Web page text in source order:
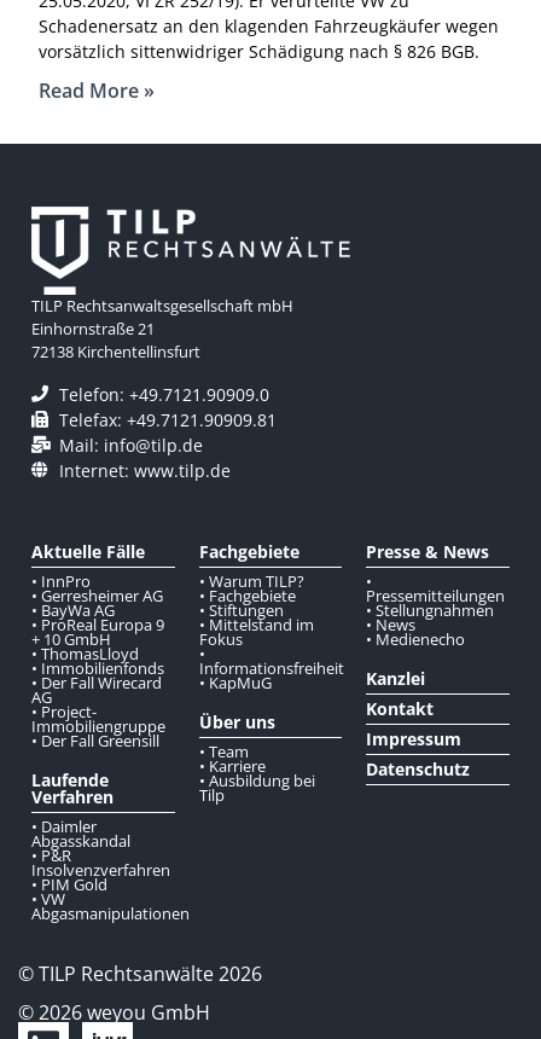
Schadenersatz an den klagenden Fahrzeugkäufer wegen
vorsätzlich sittenwidriger Schädigung nach § 826 BGB.
Read More »
TILP Rechtsanwaltsgesellschaft mbH
Einhornstraße 21
72138 Kirchentellinsfurt
Telefon: +49.7121.90909.0
Telefax: +49.7121.90909.81
Mail: info@tilp.de
Internet: www.tilp.de
Aktuelle Fälle
• InnPro
• Gerresheimer AG
• BayWa AG
• ProReal Europa 9
+ 10 GmbH
• ThomasLloyd
• Immobilienfonds
• Der Fall Wirecard
AG
• Project-
Immobiliengruppe
• Der Fall Greensill
Laufende
Verfahren
• Daimler
Abgasskandal
• P&R
Insolvenzverfahren
• PIM Gold
• VW
Abgasmanipulationen
Fachgebiete
• Warum TILP?
• Fachgebiete
• Stiftungen
• Mittelstand im
Fokus
•
Informationsfreiheit
• KapMuG
Über uns
• Team
• Karriere
• Ausbildung bei
Tilp
Presse & News
•
Pressemitteilungen
• Stellungnahmen
• News
• Medienecho
Kanzlei
Kontakt
Impressum
Datenschutz
© TILP Rechtsanwälte 2026
© 2026 weyou GmbH